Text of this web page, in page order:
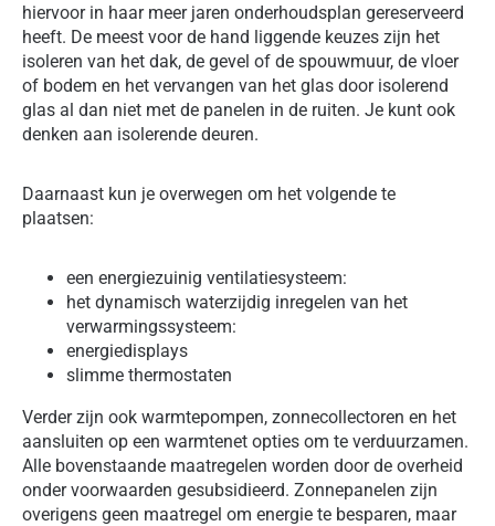
hiervoor in haar meer jaren onderhoudsplan gereserveerd
heeft. De meest voor de hand liggende keuzes zijn het
isoleren van het dak, de gevel of de spouwmuur, de vloer
of bodem en het vervangen van het glas door isolerend
glas al dan niet met de panelen in de ruiten. Je kunt ook
denken aan isolerende deuren.
Daarnaast kun je overwegen om het volgende te
plaatsen:
een energiezuinig ventilatiesysteem:
het dynamisch waterzijdig inregelen van het
verwarmingssysteem:
energiedisplays
slimme thermostaten
Verder zijn ook warmtepompen, zonnecollectoren en het
aansluiten op een warmtenet opties om te verduurzamen.
Alle bovenstaande maatregelen worden door de overheid
onder voorwaarden gesubsidieerd. Zonnepanelen zijn
overigens geen maatregel om energie te besparen, maar